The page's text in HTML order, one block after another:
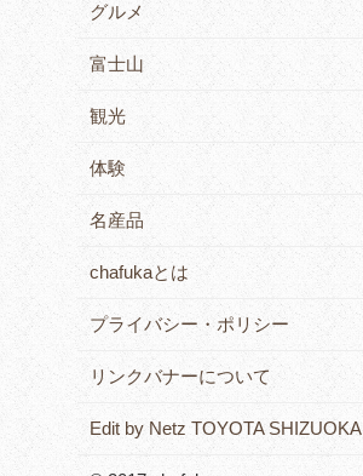
グルメ
富士山
観光
体験
名産品
chafukaとは
プライバシー・ポリシー
リンクバナーについて
Edit by Netz TOYOTA SHIZUOKA